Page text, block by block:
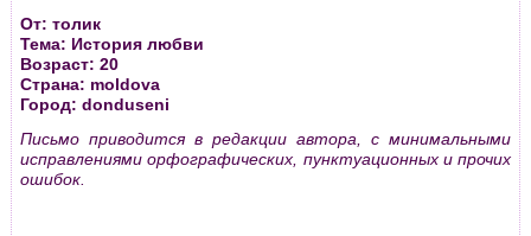
От: толик
Тема: История любви
Возраст: 20
Страна: moldova
Город: donduseni
Письмо приводится в редакции автора, с минимальными
исправлениями орфографических, пунктуационных и прочих
ошибок.